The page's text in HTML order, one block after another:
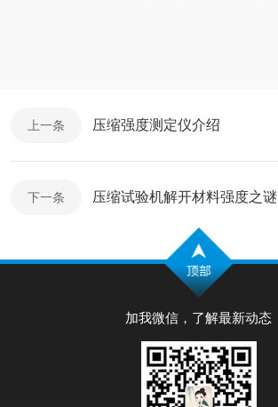
上一条 压缩强度测定仪介绍
下一条 压缩试验机解开材料强度之谜
加我微信，了解最新动态